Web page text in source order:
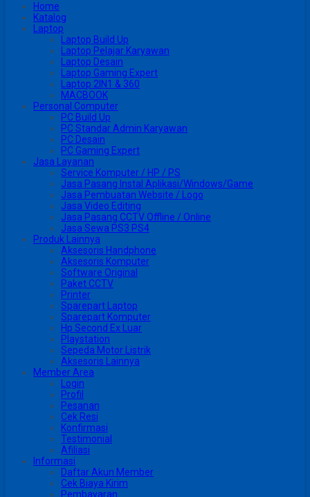
Home
Katalog
Laptop
Laptop Build Up
Laptop Pelajar Karyawan
Laptop Desain
Laptop Gaming Expert
Laptop 2IN1 & 360
MACBOOK
Personal Computer
PC Build Up
PC Standar Admin Karyawan
PC Desain
PC Gaming Expert
Jasa Layanan
Service Komputer / HP / PS
Jasa Pasang Instal Aplikasi/Windows/Game
Jasa Pembuatan Website / Logo
Jasa Video Editing
Jasa Pasang CCTV Offline / Online
Jasa Sewa PS3 PS4
Produk Lainnya
Aksesoris Handphone
Aksesoris Komputer
Software Original
Paket CCTV
Printer
Sparepart Laptop
Sparepart Komputer
Hp Second Ex Luar
Playstation
Sepeda Motor Listrik
Aksesoris Lainnya
Member Area
Login
Profil
Pesanan
Cek Resi
Konfirmasi
Testimonial
Afiliasi
Informasi
Daftar Akun Member
Cek Biaya Kirim
Pembayaran